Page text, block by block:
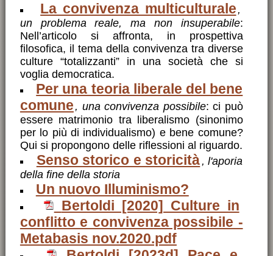
La convivenza multiculturale ,
un problema reale, ma non insuperabile:
Nell’articolo si affronta, in prospettiva
filosofica, il tema della convivenza tra diverse
culture “totalizzanti” in una società che si
voglia democratica.
Per una teoria liberale del bene
comune , una convivenza possibile: ci può
essere matrimonio tra liberalismo (sinonimo
per lo più di individualismo) e bene comune?
Qui si propongono delle riflessioni al riguardo.
Senso storico e storicità , l'aporia
della fine della storia
Un nuovo Illuminismo?
Bertoldi [2020] Culture in
conflitto e convivenza possibile -
Metabasis nov.2020.pdf